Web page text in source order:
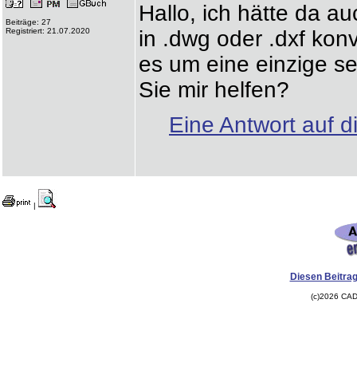
Beiträge: 27
Registriert: 21.07.2020
Hallo, ich hätte da
in .dwg oder .dxf
es um eine einzige
Sie mir helfen?
Eine Antwort auf
|
Diesen
(c)2026